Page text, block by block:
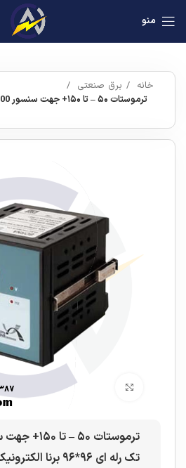
منو
خانه
برق صنعتی
برای بزرگنمایی کلیک کنید
تک رله ای ۹۶*۹۶ برنا الکترونیک